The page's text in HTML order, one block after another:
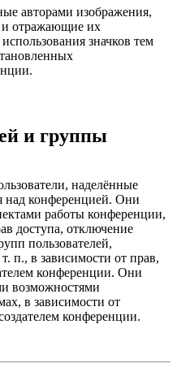
авторами изображения,
и отражающие их
значков тем
и группы
наделённые
над конференцией. Они
работы конференции,
доступа, отключение
пользователей,
п., в зависимости от прав,
конференции. Они
возможностями
в зависимости от
конференции.